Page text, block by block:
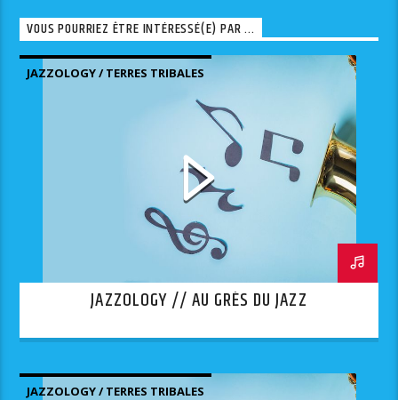
VOUS POURRIEZ ÊTRE INTÉRESSÉ(E) PAR ...
JAZZOLOGY / TERRES TRIBALES
JAZZOLOGY // AU GRÈS DU JAZZ
JAZZOLOGY / TERRES TRIBALES